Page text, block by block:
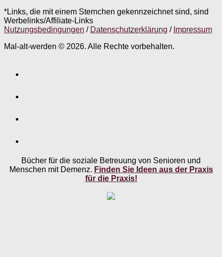
*Links, die mit einem Sternchen gekennzeichnet sind, sind
Werbelinks/Affiliate-Links
Nutzungsbedingungen / Datenschutzerklärung / Impressum
Mal-alt-werden © 2026. Alle Rechte vorbehalten.
Bücher für die soziale Betreuung von Senioren und
Menschen mit Demenz. Finden Sie Ideen aus der Praxis
für die Praxis!